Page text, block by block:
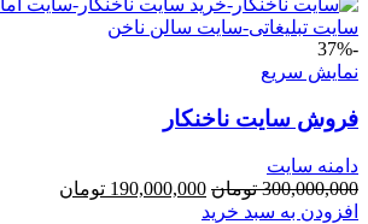
-37%
نمایش سریع
فروش سایت ناخنکار
دامنه سایت
300,000,000 تومان قیمت
اصلی
190,000,000 تومان
افزودن به سبد خرید